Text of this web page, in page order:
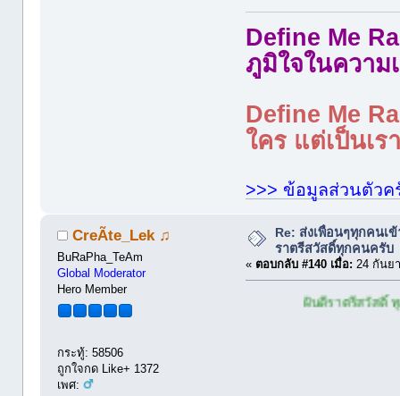
Define Me
ภูมิใจในความ
Define Me
ใคร แต่เป็นเ
>>> ข้อมูลส่วนตัวค
CreÃte_Lek ♫
BuRaPha_TeAm
Global Moderator
Hero Member
กระทู้: 58506
ถูกใจกด Like+ 1372
เพศ:
Re: ส่งเพื่อนๆทุกคนเ
ราตรีสวัสดิ์ทุกคนครับ
« ตอบกลับ #140 เมื่อ: 24 กันย
ฝันดีราตรีสวัสดิ์ ทุกท่านครับ